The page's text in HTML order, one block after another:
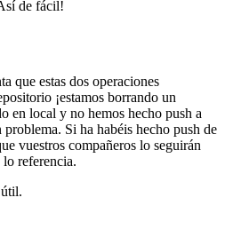
de fácil!
que estas dos operaciones
¡estamos borrando un
en local y no hemos hecho push a
Si ha habéis hecho push de
vuestros compañeros lo seguirán
lo referencia.